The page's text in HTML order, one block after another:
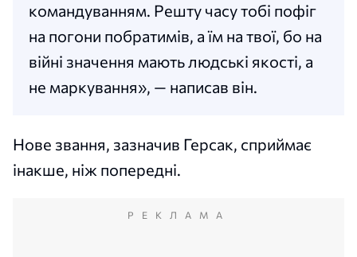
командуванням. Решту часу тобі пофіг
на погони побратимів, а їм на твої, бо на
війні значення мають людські якості, а
не маркування», — написав він.
Нове звання, зазначив Герсак, сприймає
інакше, ніж попередні.
РЕКЛАМА